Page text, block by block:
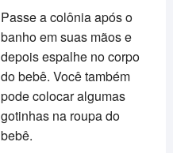
Passe a colônia após o
banho em suas mãos e
depois espalhe no corpo
do bebê. Você também
pode colocar algumas
gotinhas na roupa do
bebê.